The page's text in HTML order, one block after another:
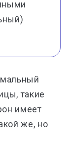
такие
имеет
же, но